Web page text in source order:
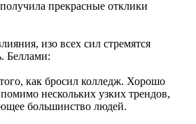
прекрасные отклики
изо всех сил стремятся
Беллами:
как бросил колледж. Хорошо
нескольких узких трендов,
большинство людей.